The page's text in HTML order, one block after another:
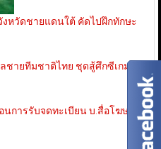
หวัดชายแดนใต้ คัดไปฝึกทักษะ
ายทีมชาติไทย ชุดสู้ศึกซีเกมส์
อนการรับจดทะเบียน บ.สื่อโฆษณา